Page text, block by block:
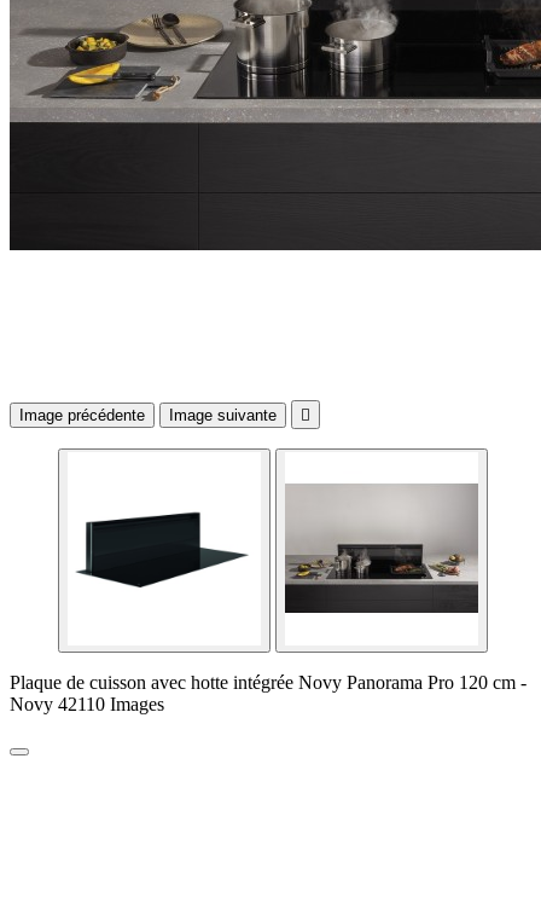
Image précédente Image suivante 
Plaque de cuisson avec hotte intégrée Novy Panorama Pro 120 cm -
Novy 42110 Images